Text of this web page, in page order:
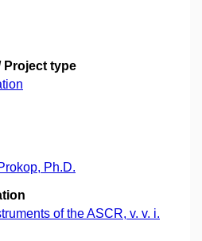
Project type
Ph.D.
of the ASCR, v. v. i.